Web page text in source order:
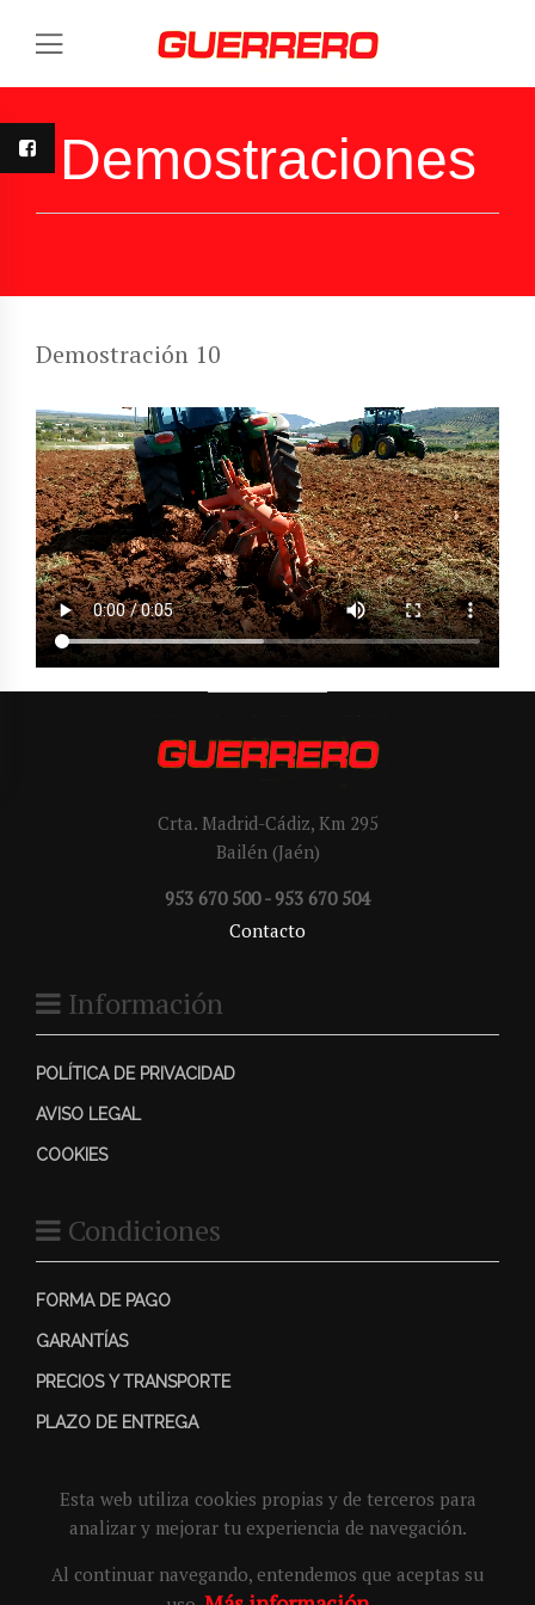
Demostraciones
Demostración 10
Crta. Madrid-Cádiz, Km 295
Bailén (Jaén)
953 670 500 - 953 670 504
Contacto
Información
POLÍTICA DE PRIVACIDAD
AVISO LEGAL
COOKIES
Condiciones
FORMA DE PAGO
GARANTÍAS
PRECIOS Y TRANSPORTE
PLAZO DE ENTREGA
Esta web utiliza cookies propias y de terceros para
analizar y mejorar tu experiencia de navegación.
Al continuar navegando, entendemos que aceptas su